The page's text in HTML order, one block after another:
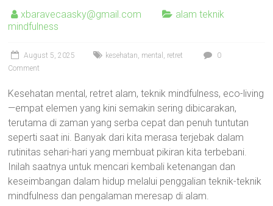
xbaravecaasky@gmail.com
alam teknik
mindfulness
August 5, 2025 kesehatan, mental , retret
0
Comment
Kesehatan mental, retret alam, teknik mindfulness, eco-living
—empat elemen yang kini semakin sering dibicarakan,
terutama di zaman yang serba cepat dan penuh tuntutan
seperti saat ini. Banyak dari kita merasa terjebak dalam
rutinitas sehari-hari yang membuat pikiran kita terbebani.
Inilah saatnya untuk mencari kembali ketenangan dan
keseimbangan dalam hidup melalui penggalian teknik-teknik
mindfulness dan pengalaman meresap di alam.